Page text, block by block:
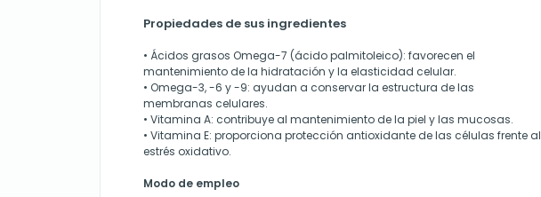
Propiedades de sus ingredientes
• Ácidos grasos Omega-7 (ácido palmitoleico): favorecen el
mantenimiento de la hidratación y la elasticidad celular.
• Omega-3, -6 y -9: ayudan a conservar la estructura de las
membranas celulares.
• Vitamina A: contribuye al mantenimiento de la piel y las mucosas.
• Vitamina E: proporciona protección antioxidante de las células frente al
estrés oxidativo.
Modo de empleo